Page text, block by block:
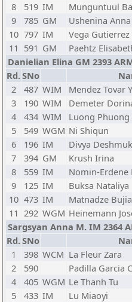
8
519 IM Munguntuul
9
785 GM Ushenina Anna
10 797 IM Vega Gutierrez
11 591 GM Paehtz
Danielian Elina GM 2393
Rd.SNo
2
487 WIM Mendez Tovar
3
190 WIM Demeter
4
434 WIM Luong Phuong
5
549 WGM Ni Shiqun
6
196 IM Divya
7
394 GM Krush Irina
8
559 IM Nomin-Erdene
9
125 IM Buksa Nataliya
10 473 IM Matnadze
11 292 WGM Heinemann
Sargsyan Anna M. IM 2364
Rd.SNo
1
398 WCM La Fleur Zara
2
590 Padilla Garcia
4
405 WGM Le Thanh Tu
5
433 IM Lu Miaoyi